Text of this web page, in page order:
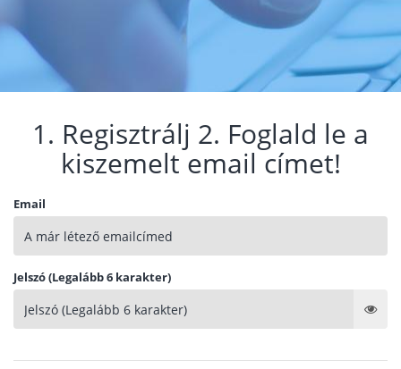
1. Regisztrálj 2. Foglald le a
kiszemelt email címet!
Email
Jelszó (Legalább 6 karakter)